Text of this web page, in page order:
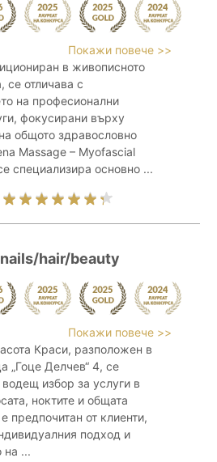
Покажи повече >>
в живописното
се отличава с
на професионални
фокусирани върху
общото здравословно
Massage – Myofascial
специализира основно ...
hair/beauty
Покажи повече >>
Краси, разположен в
„Гоце Делчев“ 4, се
водещ избор за услуги в
ноктите и общата
предпочитан от клиенти,
подход и
на ...